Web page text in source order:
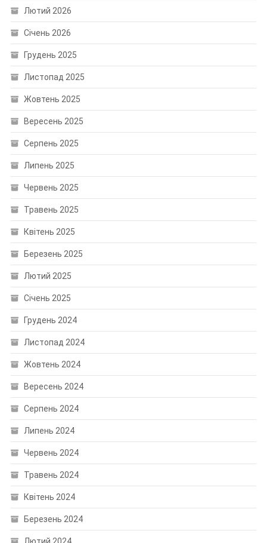
Лютий 2026
Січень 2026
Грудень 2025
Листопад 2025
Жовтень 2025
Вересень 2025
Серпень 2025
Липень 2025
Червень 2025
Травень 2025
Квітень 2025
Березень 2025
Лютий 2025
Січень 2025
Грудень 2024
Листопад 2024
Жовтень 2024
Вересень 2024
Серпень 2024
Липень 2024
Червень 2024
Травень 2024
Квітень 2024
Березень 2024